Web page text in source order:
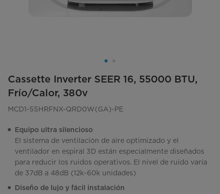
Cassette Inverter SEER 16, 55000 BTU,
Frío/Calor, 380v
MCD1-55HRFNX-QRD0W(GA)-PE
Equipo ultra silencioso
El sistema de ventilación de aire optimizado y el
ventilador en espiral 3D están especialmente diseñados
para reducir los ruidos operativos. El nivel de ruido varía
de 37dB a 48dB (12k-60k unidades)
Diseño de lujo y fácil instalación